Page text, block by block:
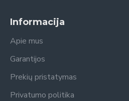
Informacija
Apie mus
Garantijos
Prekių pristatymas
Privatumo politika